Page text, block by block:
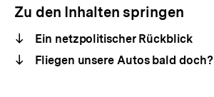
Zu den Inhalten springen
Ein netzpolitischer Rückblick
Fliegen unsere Autos bald doch?